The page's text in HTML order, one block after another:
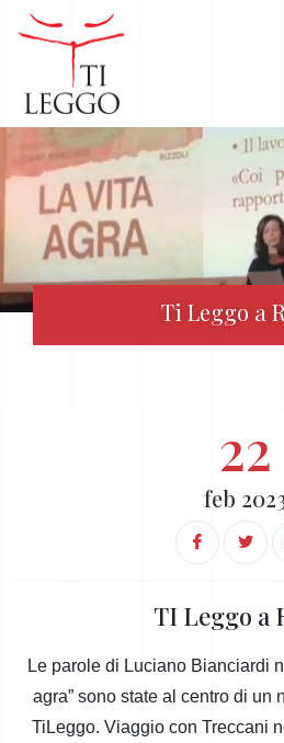
Ti Leggo a
22
feb
TI Leggo a
Le parole di Luciano Bianciardi
agra” sono state al centro di un
TiLeggo. Viaggio con Treccani